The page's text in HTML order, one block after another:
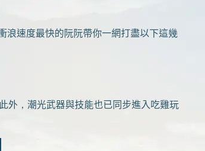
速度最快的阮阮帶你一網打盡以下這幾
，潮光武器與技能也已同步進入吃雞玩